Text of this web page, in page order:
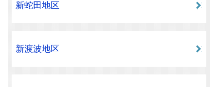
新蛇田地区
新渡波地区